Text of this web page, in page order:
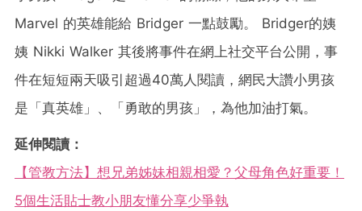
Marvel 的英雄能給 Bridger 一點鼓勵。 Bridger的姨
姨 Nikki Walker 其後將事件在網上社交平台公開，事
件在短短兩天吸引超過40萬人閱讀，網民大讚小男孩
是「真英雄」、「勇敢的男孩」，為他加油打氣。
延伸閱讀：
【管教方法】想兄弟姊妹相親相愛？父母角色好重要！
5個生活貼士教小朋友懂分享少爭執